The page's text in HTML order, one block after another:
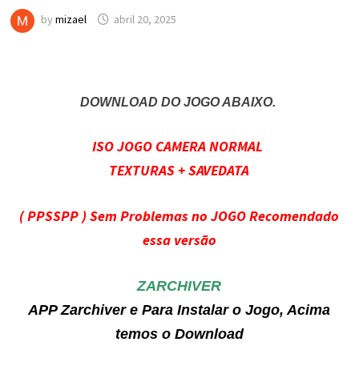
by mizael abril 20, 2025
DOWNLOAD DO JOGO ABAIXO.
ISO JOGO CAMERA NORMAL
TEXTURAS + SAVEDATA
( PPSSPP ) Sem Problemas no JOGO Recomendado
essa versão
ZARCHIVER
APP Zarchiver e Para Instalar o Jogo, Acima
temos o Download